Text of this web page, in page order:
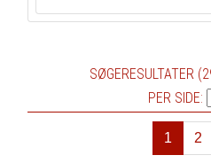
SØGERESULTATER
PER SIDE:
1 2